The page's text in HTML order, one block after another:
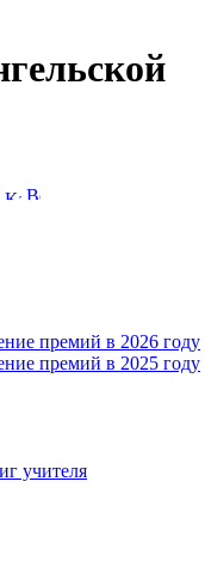
премий в 2026 году
премий в 2025 году
учителя